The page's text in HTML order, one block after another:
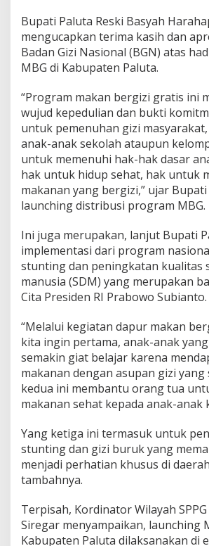
Bupati Paluta Reski Basyah
mengucapkan terima kasih dan
Badan Gizi Nasional (BGN) atas
MBG di Kabupaten Paluta.
“Program makan bergizi gratis ini
wujud kepedulian dan bukti
untuk pemenuhan gizi
anak-anak sekolah ataupun
untuk memenuhi hak-hak dasar
hak untuk hidup sehat, hak untuk
makanan yang bergizi,” ujar
launching distribusi program MBG.
Ini juga merupakan, lanjut Bupati
implementasi dari program
stunting dan peningkatan kualitas
manusia (SDM) yang merupakan
Cita Presiden RI Prabowo Subianto.
“Melalui kegiatan dapur makan
kita ingin pertama, anak-anak
semakin giat belajar karena
makanan dengan asupan gizi
kedua ini membantu orang tua
makanan sehat kepada anak-anak
Yang ketiga ini termasuk untuk
stunting dan gizi buruk yang
menjadi perhatian khusus di
tambahnya.
Terpisah, Kordinator Wilayah
Siregar menyampaikan, launching
Kabupaten Paluta dilaksanakan di